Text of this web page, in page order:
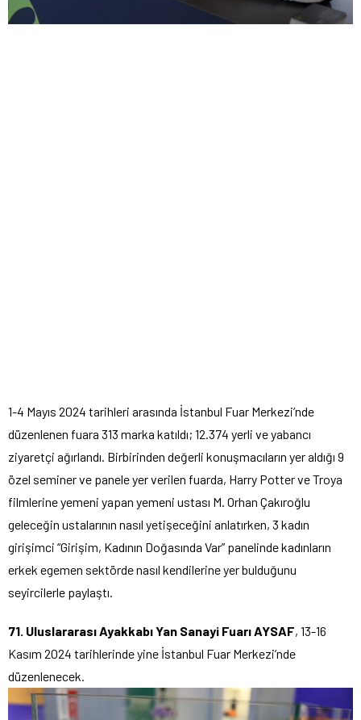
1-4 Mayıs 2024 tarihleri arasında İstanbul Fuar Merkezi’nde
düzenlenen fuara 313 marka katıldı; 12.374 yerli ve yabancı
ziyaretçi ağırlandı. Birbirinden değerli konuşmacıların yer aldığı 9
özel seminer ve panele yer verilen fuarda, Harry Potter ve Troya
filmlerine yemeni yapan yemeni ustası M. Orhan Çakıroğlu
geleceğin ustalarının nasıl yetişeceğini anlatırken, 3 kadın
girişimci “Girişim, Kadının Doğasında Var” panelinde kadınların
erkek egemen sektörde nasıl kendilerine yer bulduğunu
seyircilerle paylaştı.
71. Uluslararası Ayakkabı Yan Sanayi Fuarı AYSAF, 13-16
Kasım 2024 tarihlerinde yine İstanbul Fuar Merkezi’nde
düzenlenecek.